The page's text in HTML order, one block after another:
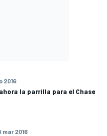
2016
la parrilla para el Chase
mar 2016